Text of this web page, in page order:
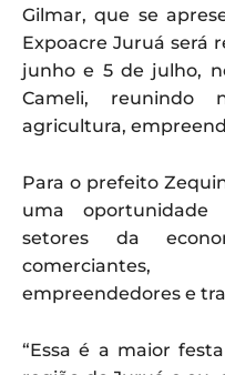
Gilmar, que se
Expoacre Juruá será
junho e 5 de julho,
Cameli, reunindo
agricultura,
Para o prefeito
uma oportunidade
setores da
empreendedores e
“Essa é a maior